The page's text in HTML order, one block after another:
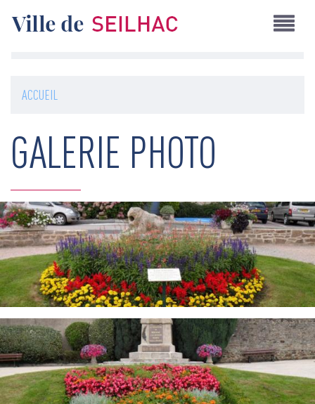
au
ACCUEIL
GALERIE PHOTO
Image
Image